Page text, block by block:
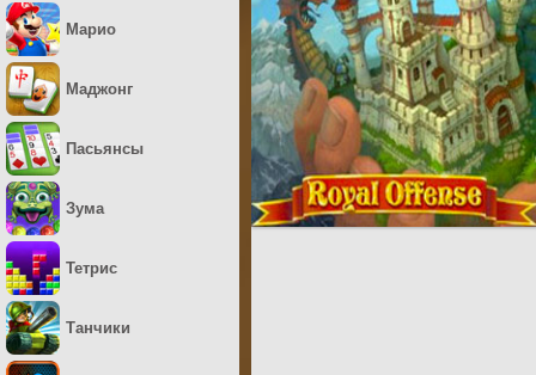
Марио
Маджонг
Пасьянсы
Зума
Тетрис
Танчики